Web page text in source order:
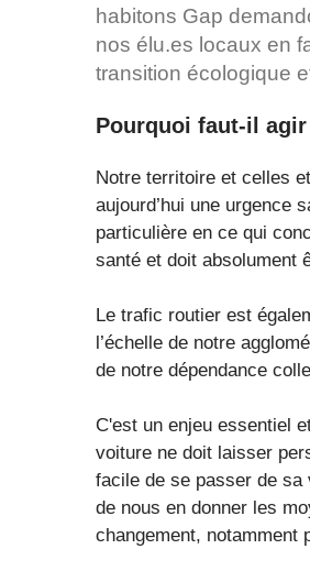
habitons Gap
nos élu.es locaux en
transition écologique
Pourquoi faut-il
Notre territoire et celles
aujourd’hui une urgence
particulière en ce qui
santé et doit absolument
Le trafic routier est
l’échelle de notre
de notre dépendance
C'est un enjeu essentiel
voiture ne doit laisser
facile de se passer de sa
de nous en donner les
changement, notamment